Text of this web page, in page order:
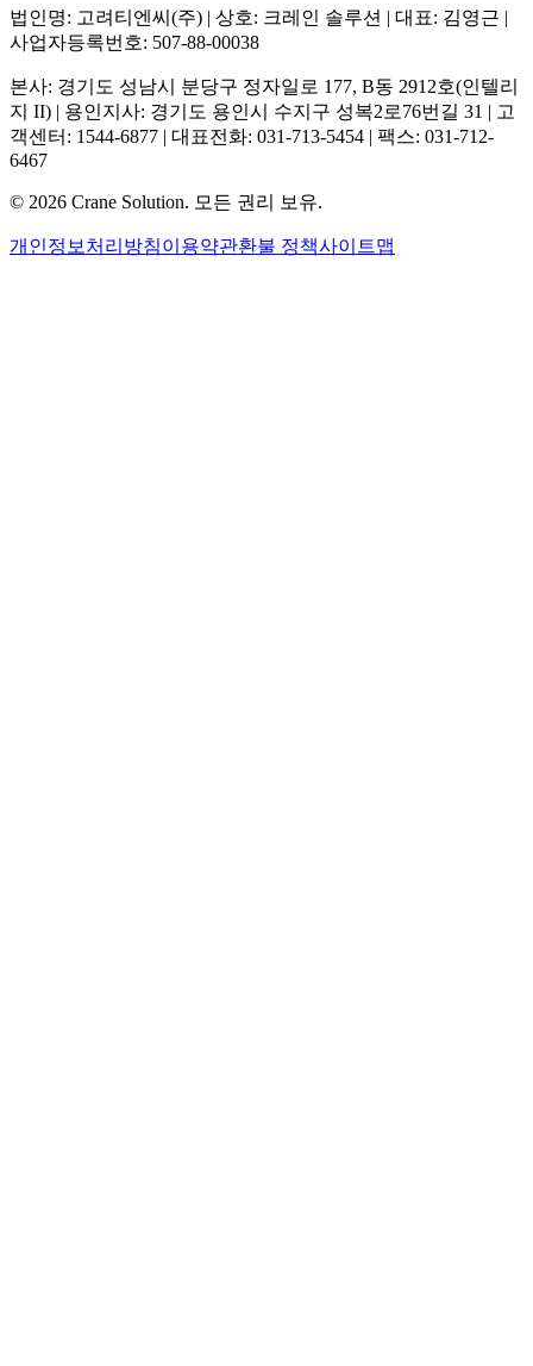
법인명: 고려티엔씨(주) | 상호: 크레인 솔루션 | 대표: 김영근 |
사업자등록번호: 507-88-00038
본사: 경기도 성남시 분당구 정자일로 177, B동 2912호(인텔리
지 II) | 용인지사: 경기도 용인시 수지구 성복2로76번길 31 | 고
객센터: 1544-6877 | 대표전화: 031-713-5454 | 팩스: 031-712-
6467
© 2026 Crane Solution. 모든 권리 보유.
개인정보처리방침이용약관환불 정책사이트맵